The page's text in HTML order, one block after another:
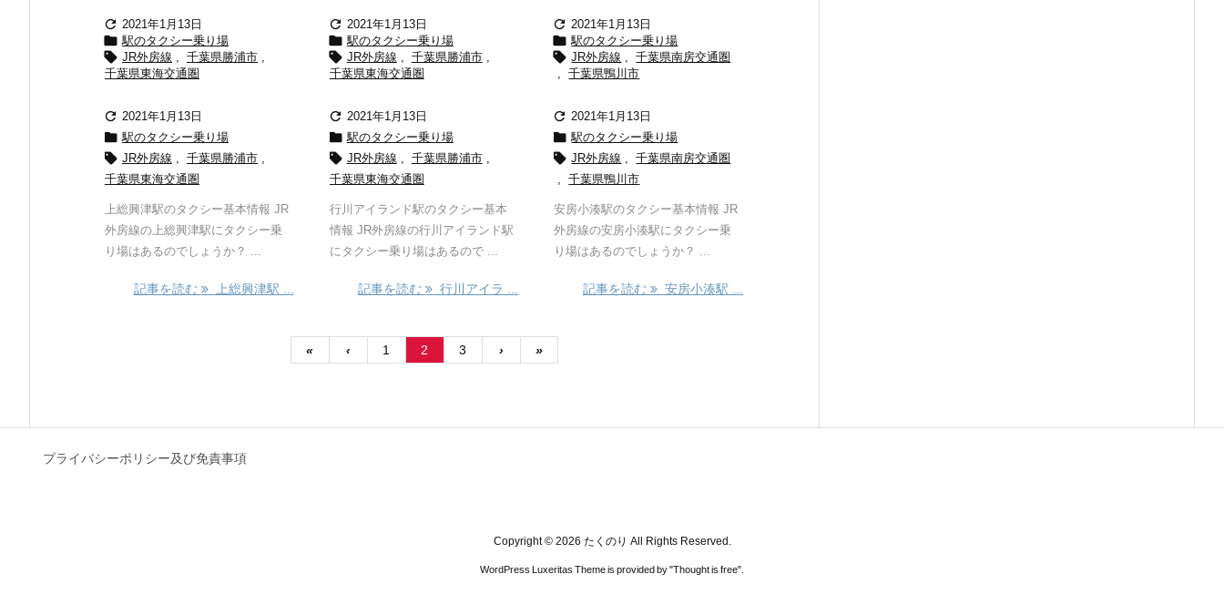
 2021年1月13日
 駅のタクシー乗り場
 JR外房線 千葉県勝浦市
千葉県東海交通圏
 2021年1月13日
 駅のタクシー乗り場
 JR外房線 千葉県勝浦市
千葉県東海交通圏
上総興津駅のタクシー基本情報 JR
外房線の上総興津駅にタクシー乗
り場はあるのでしょうか？ ...
記事を読む 上総興津駅 ...
 2021年1月13日
 駅のタクシー乗り場
 JR外房線 千葉県勝浦市
千葉県東海交通圏
 2021年1月13日
 駅のタクシー乗り場
 JR外房線 千葉県勝浦市
千葉県東海交通圏
行川アイランド駅のタクシー基本
情報 JR外房線の行川アイランド駅
にタクシー乗り場はあるので ...
記事を読む 行川アイラ ...
 2021年1月13日
 駅のタクシー乗り場
 JR外房線
千葉県南房交通圏
千葉県鴨川市
 2021年1月13日
 駅のタクシー乗り場
 JR外房線
千葉県南房交通圏
千葉県鴨川市
安房小湊駅のタクシー基本情報 JR
外房線の安房小湊駅にタクシー乗
り場はあるのでしょうか？ ...
記事を読む 安房小湊駅 ...
« ‹ 1 2 3 › »
プライバシーポリシー及び免責事項
Copyright © 2026 たくのり All Rights Reserved.
WordPress Luxeritas Theme is provided by "Thought is free".